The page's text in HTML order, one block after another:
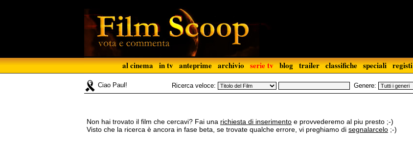
al cinema in tv anteprime archivio serie tv blog trailer classifiche speciali registi
Ciao Paul! Ricerca veloce: Genere:
Non hai trovato il film che cercavi? Fai una richiesta di inserimento e provvederemo al piu presto ;-)
Visto che la ricerca è ancora in fase beta, se trovate qualche errore, vi preghiamo di segnalarcelo ;-)